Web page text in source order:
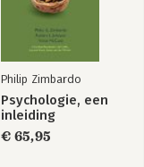
Philip Zimbardo
Psychologie, een
inleiding
€ 65,95